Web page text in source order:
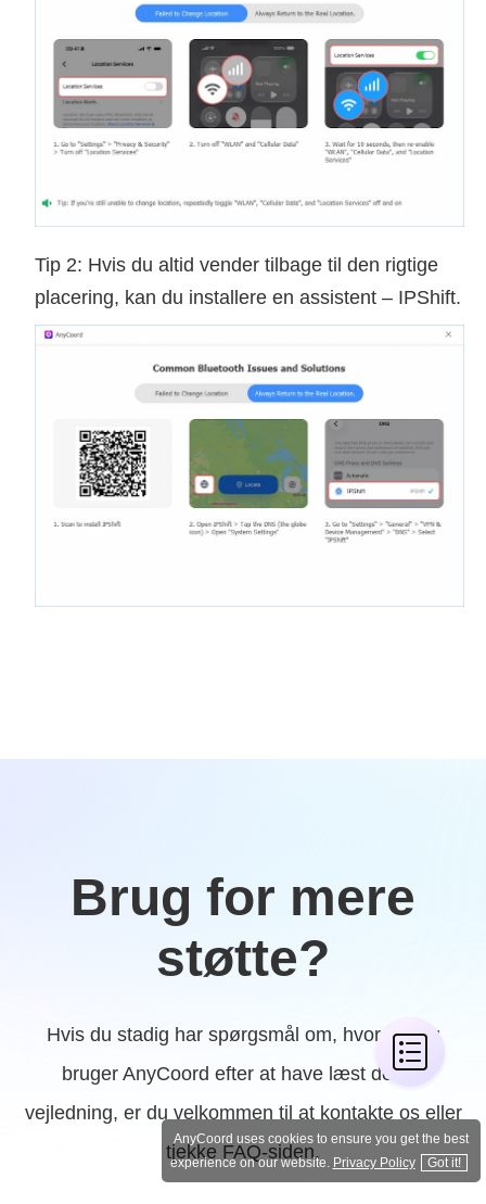
Tip 2: Hvis du altid vender tilbage til den rigtige
placering, kan du installere en assistent – IPShift.
Brug for mere
støtte?
Hvis du stadig har spørgsmål om, hvordan du
bruger AnyCoord efter at have læst denne
vejledning, er du velkommen til at kontakte os eller
tjekke FAQ-siden.
AnyCoord uses cookies to ensure you get the best
experience on our website. Privacy Policy Got it!